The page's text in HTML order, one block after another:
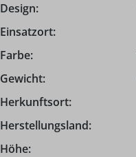
Design:
Einsatzort:
Farbe:
Gewicht:
Herkunftsort:
Herstellungsland:
Höhe: